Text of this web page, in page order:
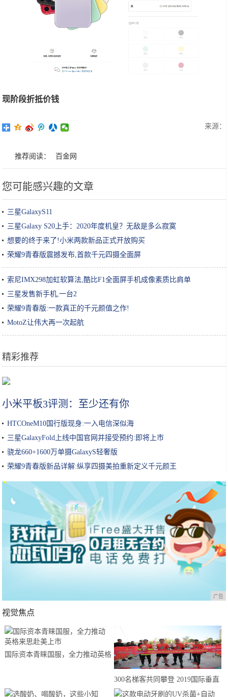
现阶段折抵价钱
来源：
推荐阅读： 百金网
您可能感兴趣的文章
三星GalaxyS11
三星Galaxy S20上手：2020年度机皇？无敌是多么寂寞
想要的终于来了!小米两款新品正式开放购买
荣耀9青春版震撼发布,首款千元四摄全面屏
索尼IMX298加虹软算法,酷比F1全面屏手机成像素质比肩单
三星发售新手机,一台2
荣耀9青春版:一款真正的千元颜值之作!
MotoZ让伟大再一次起航
精彩推荐
小米平板3评测：至少还有你
HTCOneM10国行版现身:一入电信深似海
三星GalaxyFold上线中国官网并接受预约:即将上市
骁龙660+1600万单摄GalaxyS轻奢版
荣耀9青春版新品详解:纵享四摄美拍重新定义千元颜王
广告
视觉焦点
国际资本青睐国服，全力推动英格
300名梯客共同攀登 2019国际垂直
马拉松超级精英赛顺德海骏达中心